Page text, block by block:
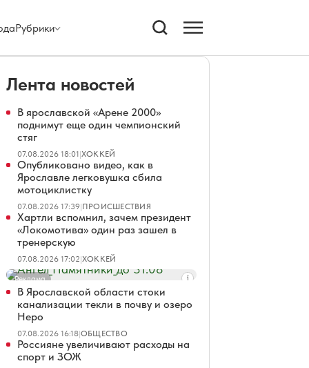
Рубрики
Лента новостей
В ярославской «Арене 2000»
поднимут еще один чемпионский
стяг
07.08.2026 18:01|ХОККЕЙ
Опубликовано видео, как в
Ярославле легковушка сбила
мотоциклистку
07.08.2026 17:39|ПРОИСШЕСТВИЯ
Хартли вспомнил, зачем президент
«Локомотива» один раз зашел в
тренерскую
07.08.2026 17:02|ХОККЕЙ
Реклама
В Ярославской области стоки
канализации текли в почву и озеро
Неро
07.08.2026 16:18|ОБЩЕСТВО
Россияне увеличивают расходы на
спорт и ЗОЖ